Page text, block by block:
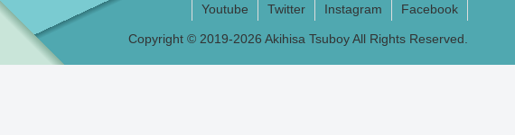
Youtube Twitter Instagram Facebook
Copyright © 2019-2026 Akihisa Tsuboy All Rights Reserved.